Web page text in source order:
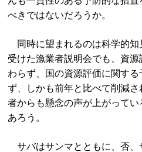
べきではないだろうか。
同時に望まれるのは科学的知
受けた漁業者説明会でも、資
わらず、国の資源評価に関す
ず、しかも前年と比べて削減
者からも懸念の声が上がって
あろう。
サバはサンマとともに、否、